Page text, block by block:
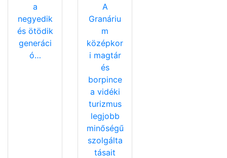
a
negyedik
és ötödik
generáci
ó…
A
Granáriu
m
középkor
i magtár
és
borpince
a vidéki
turizmus
legjobb
minőségű
szolgálta
tásait